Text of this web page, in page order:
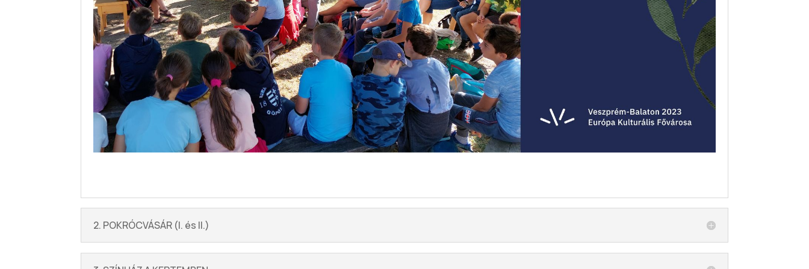
2. POKRÓCVÁSÁR (I. és II.)